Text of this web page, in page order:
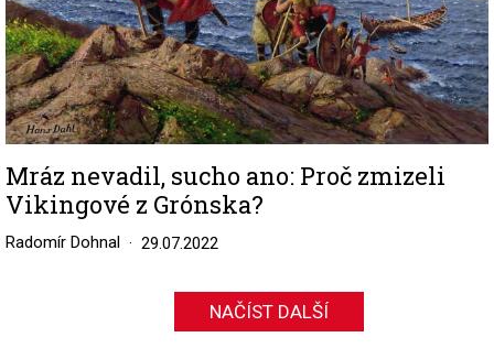
Mráz nevadil, sucho ano: Proč zmizeli
Vikingové z Grónska?
Radomír Dohnal 29.07.2022
NAČÍST DALŠÍ